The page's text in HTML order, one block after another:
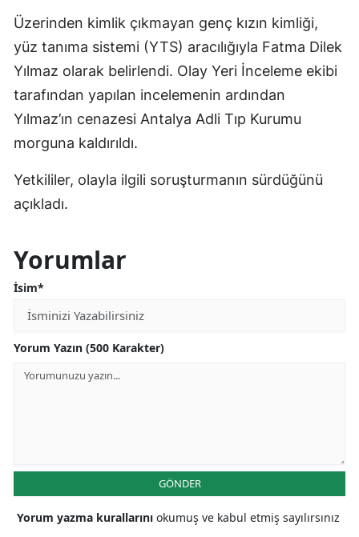
Üzerinden kimlik çıkmayan genç kızın kimliği,
yüz tanıma sistemi (YTS) aracılığıyla Fatma Dilek
Yılmaz olarak belirlendi. Olay Yeri İnceleme ekibi
tarafından yapılan incelemenin ardından
Yılmaz’ın cenazesi Antalya Adli Tıp Kurumu
morguna kaldırıldı.
Yetkililer, olayla ilgili soruşturmanın sürdüğünü
açıkladı.
Yorumlar
İsim*
Yorum Yazın (500 Karakter)
GÖNDER
Yorum yazma kurallarını okumuş ve kabul etmiş sayılırsınız